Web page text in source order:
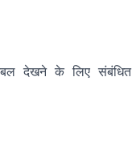
देखने के लिए